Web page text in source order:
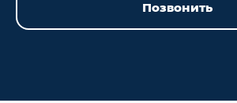
Позвонить